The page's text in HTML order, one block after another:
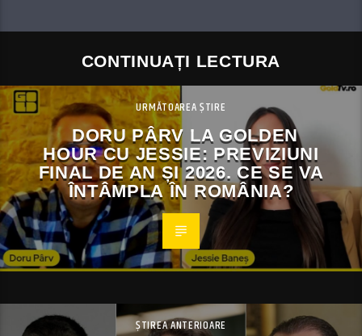
CONTINUAȚI LECTURA
URMĂTOAREA ȘTIRE
DORU PÂRV LA GOLDEN
HOUR CU JESSIE: PREVIZIUNI
FINAL DE AN ȘI 2026. CE SE VA
ÎNTÂMPLA ÎN ROMÂNIA?
ȘTIREA ANTERIOARE